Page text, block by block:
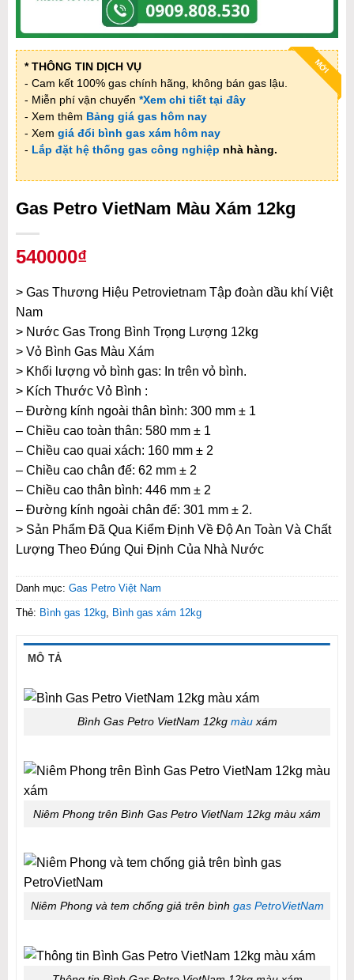
MỚI
* THÔNG TIN DỊCH VỤ
- Cam kết 100% gas chính hãng, không bán gas lậu.
- Miễn phí vận chuyển *Xem chi tiết tại đây
- Xem thêm Bảng giá gas hôm nay
- Xem giá đổi bình gas xám hôm nay
- Lắp đặt hệ thống gas công nghiệp nhà hàng.
Gas Petro VietNam Màu Xám 12kg
540000₫
> Gas Thương Hiệu Petrovietnam Tập đoàn dầu khí Việt
Nam
> Nước Gas Trong Bình Trọng Lượng 12kg
> Vỏ Bình Gas Màu Xám
> Khối lượng vỏ bình gas: In trên vỏ bình.
> Kích Thước Vỏ Bình :
– Đường kính ngoài thân bình: 300 mm ± 1
– Chiều cao toàn thân: 580 mm ± 1
– Chiều cao quai xách: 160 mm ± 2
– Chiều cao chân đế: 62 mm ± 2
– Chiều cao thân bình: 446 mm ± 2
– Đường kính ngoài chân đế: 301 mm ± 2.
> Sản Phẩm Đã Qua Kiểm Định Về Độ An Toàn Và Chất
Lượng Theo Đúng Qui Định Của Nhà Nước
Danh mục: Gas Petro Việt Nam
Thẻ: Bình gas 12kg, Bình gas xám 12kg
MÔ TẢ
Bình Gas Petro VietNam 12kg màuxám
Niêm Phong trên Bình Gas Petro VietNam 12kg màu xám
Niêm Phong và tem chống giả trên bình gas PetroVietNam